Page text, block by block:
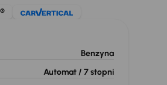
Benzyna
Automat / 7 stopni